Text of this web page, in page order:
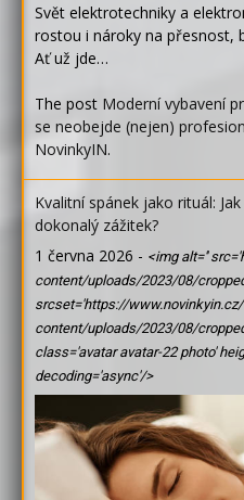
Svět elektrotechniky a
rostou i nároky na přesnost,
Ať už jde…
The post Moderní vybavení
se neobejde (nejen)
NovinkyIN.
Kvalitní spánek jako rituál:
dokonalý zážitek?
1 června 2026 - <img alt=''
content/uploads/2023/08/
srcset='https://
content/uploads/2023/08/
class='avatar avatar-22 photo'
decoding='async'/>